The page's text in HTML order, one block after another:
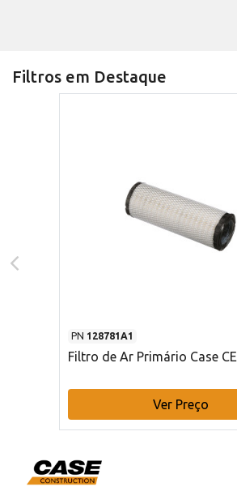
Filtros em Destaque
PN 128781A1
Filtro de Ar Primário Case CE
Ver Preço